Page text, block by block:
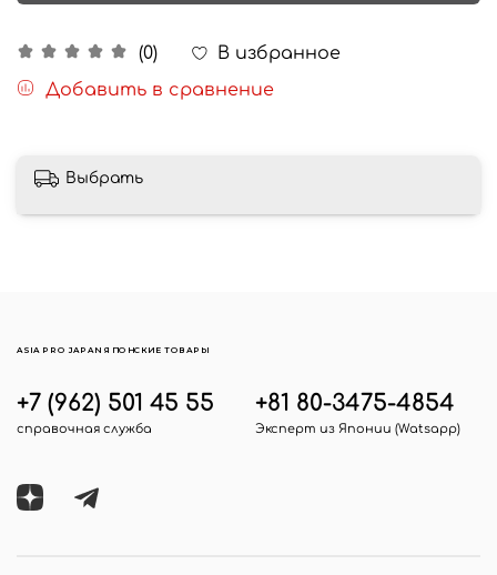
(0)
В избранное
Добавить в сравнение
Выбрать
+7 (962) 501 45 55
справочная служба
+81 80-3475-4854
Эксперт из Японии (Watsapp)
ASIA PRO JAPAN ЯПОНСКИЕ ТОВАРЫ